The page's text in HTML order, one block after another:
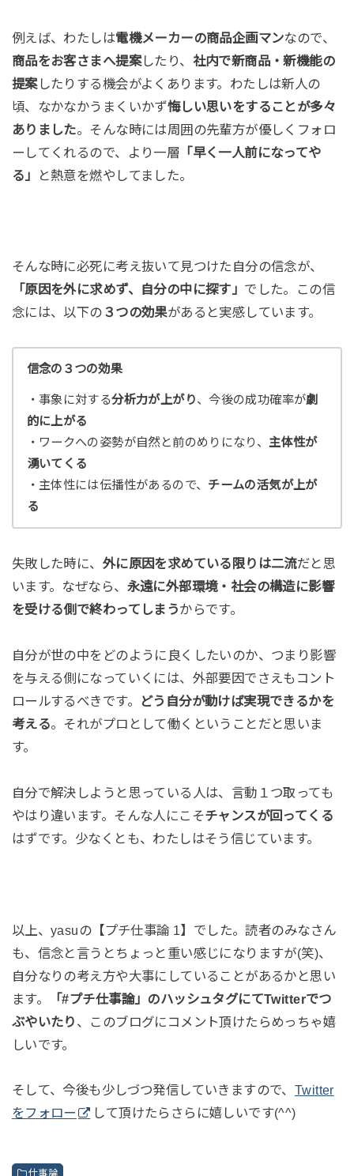
例えば、わたしは電機メーカーの商品企画マンなので、
商品をお客さまへ提案したり、 社内で新商品・新機能の
提案したりする機会がよくあります。わたしは新人の
頃、なかなかうまくいかず悔しい思いをすることが多々
ありました。そんな時には周囲の先輩方が優しくフォロ
ーしてくれるので、より一層 「早く一人前になってや
る」
と熱意を燃やしてました。
そんな時に必死に考え抜いて見つけた自分の信念が、
「原因を外に求めず、自分の中に探す」 でした。この信
念には、以下の ３つの効果があると実感しています。
信念の３つの効果
・事象に対する分析力が上がり、今後の成功確率が劇
的に上がる
・ワークへの姿勢が自然と前のめりになり、 主体性が
湧いてくる
・主体性には伝播性があるので、 チームの活気が上が
る
失敗した時に、 外に原因を求めている限りは二流だと思
います。なぜなら、 永遠に外部環境・社会の構造に影響
を受ける側で終わってしまうからです。
自分が世の中をどのように良くしたいのか、つまり影響
を与える側になっていくには、外部要因でさえもコント
ロールするべきです。
どう自分が動けば実現できるかを
考える。それがプロとして働くということだと思いま
す。
自分で解決しようと思っている人は、言動１つ取っても
やはり違います。そんな人にこそチャンスが回ってくる
はずです。少なくとも、わたしはそう信じています。
以上、yasuの【プチ仕事論 1】でした。読者のみなさん
も、信念と言うとちょっと重い感じになりますが(笑)、
自分なりの考え方や大事にしていることがあるかと思い
ます。
「#プチ仕事論」のハッシュタグにてTwitterでつ
ぶやいたり 、このブログにコメント頂けたらめっちゃ嬉
しいです。
そして、今後も少しづつ発信していきますので、 Twitter
をフォロー
して頂けたらさらに嬉しいです(^^)
仕事論